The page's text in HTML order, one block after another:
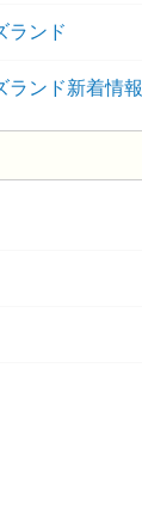
ランド
ランド新着情報